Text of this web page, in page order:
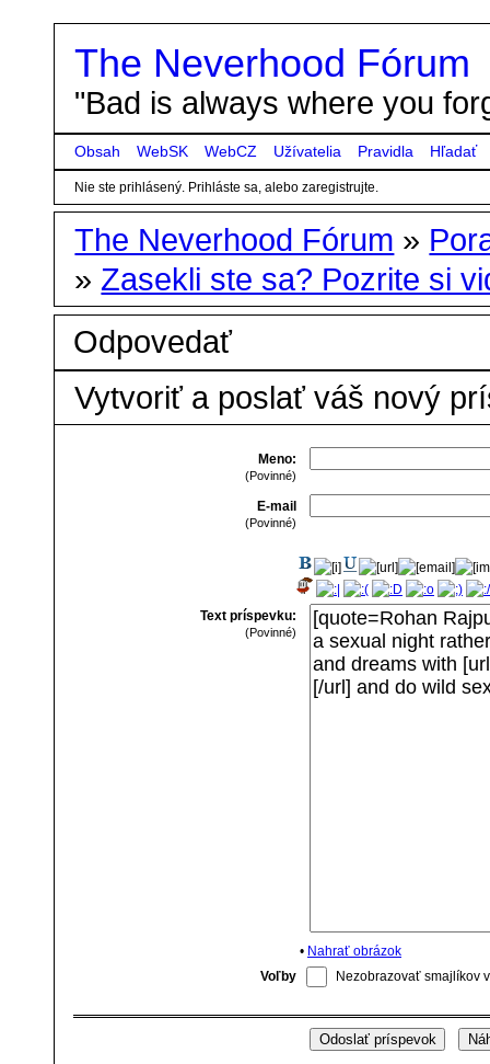
The Neverhood Fórum
"Bad is always where you
Obsah WebSK WebCZ Užívatelia Pravidla Hľadať
Nie ste prihlásený. Prihláste sa, alebo zaregistrujte.
The Neverhood Fórum »
» Zasekli ste sa? Pozrite si
Odpovedať
Vytvoriť a poslať váš nový
Meno:
(Povinné)
E-mail
(Povinné)
Text príspevku:
(Povinné)
• Nahrať obrázok
Voľby
Nezobrazovať smajlíkov